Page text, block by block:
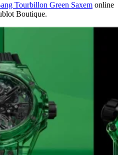
Tourbillon Green Saxem online
Boutique.